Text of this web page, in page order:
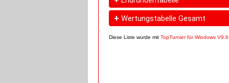
+ Wertungstabelle Gesamt
Diese Liste wurde mit TopTurnier für Windows V9.6